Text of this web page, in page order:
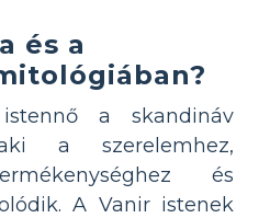
és a
a skandináv
a szerelemhez,
és
A Vanir istenek